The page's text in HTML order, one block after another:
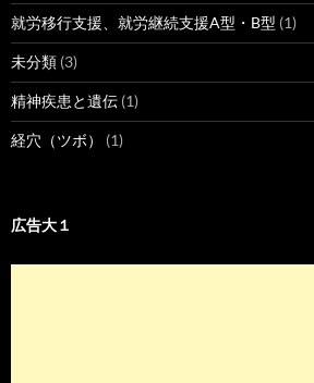
就労移行支援、就労継続支援A型・B型 (1)
未分類 (3)
精神疾患と遺伝 (1)
経穴（ツボ） (1)
広告大１